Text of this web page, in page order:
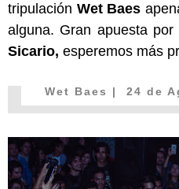
tripulación Wet Baes
alguna. Gran apuesta por
Sicario, esperemos más
Wet Baes | 24 de